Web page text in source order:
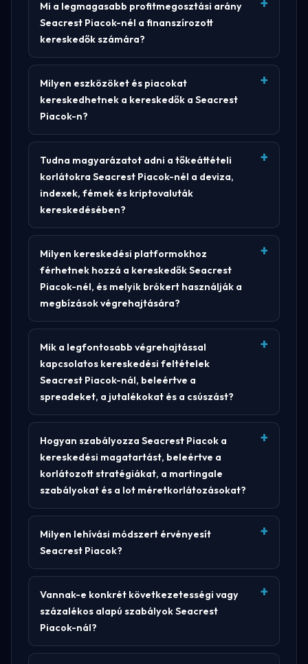
Mi a legmagasabb profitmegosztási arány
Seacrest Piacok-nél a finanszírozott
kereskedők számára?
Milyen eszközöket és piacokat
kereskedhetnek a kereskedők a Seacrest
Piacok-n?
Tudna magyarázatot adni a tőkeáttételi
korlátokra Seacrest Piacok-nél a deviza,
indexek, fémek és kriptovaluták
kereskedésében?
Milyen kereskedési platformokhoz
férhetnek hozzá a kereskedők Seacrest
Piacok-nél, és melyik brókert használják a
megbízások végrehajtására?
Mik a legfontosabb végrehajtással
kapcsolatos kereskedési feltételek
Seacrest Piacok-nál, beleértve a
spreadeket, a jutalékokat és a csúszást?
Hogyan szabályozza Seacrest Piacok a
kereskedési magatartást, beleértve a
korlátozott stratégiákat, a martingale
szabályokat és a lot méretkorlátozásokat?
Milyen lehívási módszert érvényesít
Seacrest Piacok?
Vannak-e konkrét következetességi vagy
százalékos alapú szabályok Seacrest
Piacok-nál?